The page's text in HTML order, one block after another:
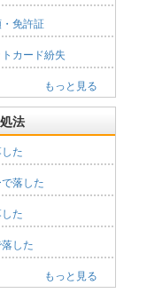
免許証
カード紛失
もっと見る
法
た
落した
た
した
もっと見る